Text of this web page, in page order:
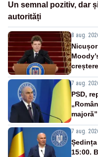
Un semnal pozitiv, dar
autorități
8 aug.
7 aug.
PSD,
majoră”
7 aug.
15:00.